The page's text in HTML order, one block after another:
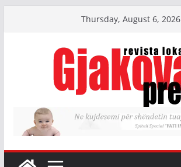
Thursday, August 6, 2026